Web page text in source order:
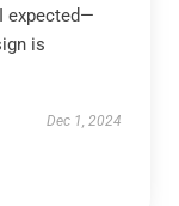
expected—
is
Dec 1, 2024